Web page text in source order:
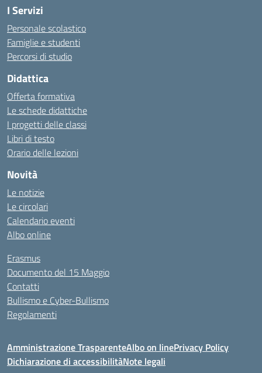
I Servizi
Personale scolastico
Famiglie e studenti
Percorsi di studio
Didattica
Offerta formativa
Le schede didattiche
I progetti delle classi
Libri di testo
Orario delle lezioni
Novità
Le notizie
Le circolari
Calendario eventi
Albo online
Erasmus
Documento del 15 Maggio
Contatti
Bullismo e Cyber-Bullismo
Regolamenti
Amministrazione TrasparenteAlbo on linePrivacy Policy
Dichiarazione di accessibilitàNote legali